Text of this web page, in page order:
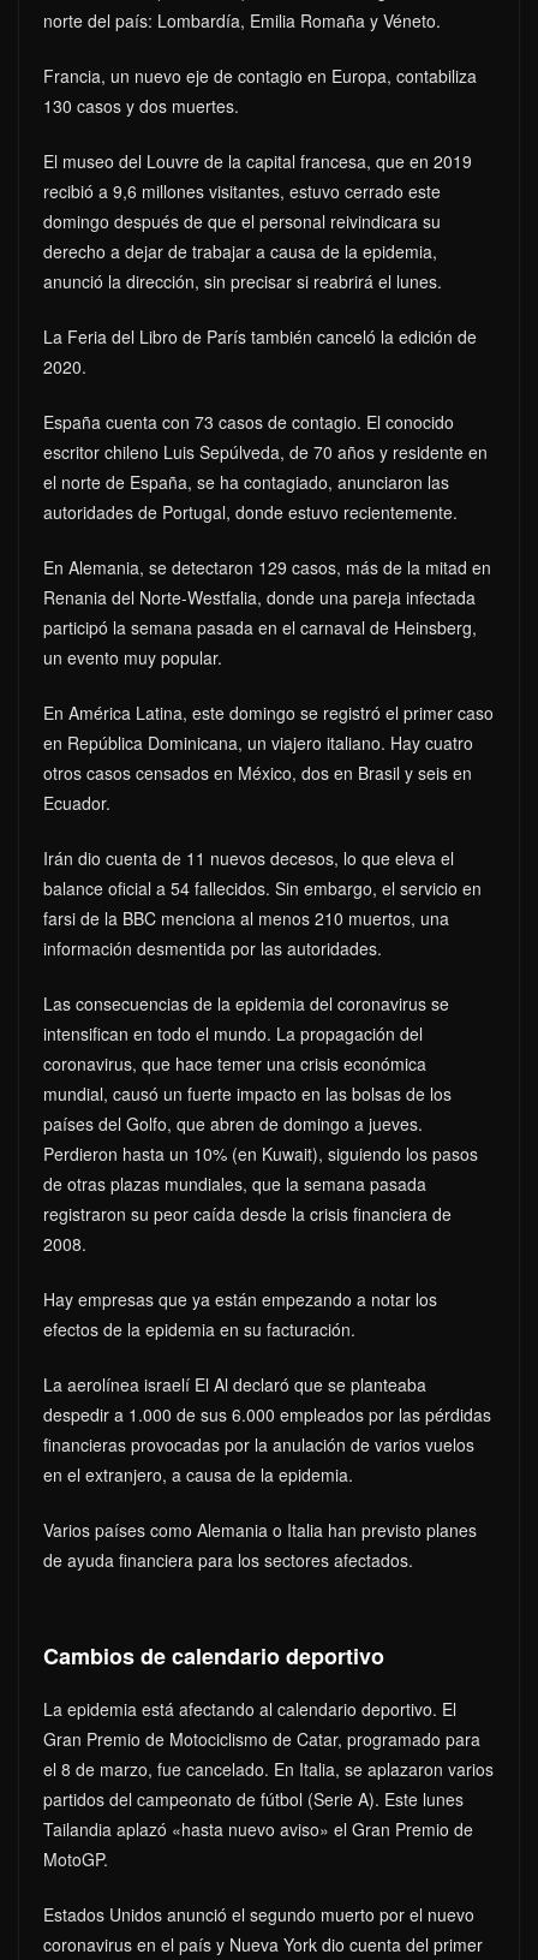
norte del país: Lombardía, Emilia Romaña y Véneto.
Francia, un nuevo eje de contagio en Europa, contabiliza
130 casos y dos muertes.
El museo del Louvre de la capital francesa, que en 2019
recibió a 9,6 millones visitantes, estuvo cerrado este
domingo después de que el personal reivindicara su
derecho a dejar de trabajar a causa de la epidemia,
anunció la dirección, sin precisar si reabrirá el lunes.
La Feria del Libro de París también canceló la edición de
2020.
España cuenta con 73 casos de contagio. El conocido
escritor chileno Luis Sepúlveda, de 70 años y residente en
el norte de España, se ha contagiado, anunciaron las
autoridades de Portugal, donde estuvo recientemente.
En Alemania, se detectaron 129 casos, más de la mitad en
Renania del Norte-Westfalia, donde una pareja infectada
participó la semana pasada en el carnaval de Heinsberg,
un evento muy popular.
En América Latina, este domingo se registró el primer caso
en República Dominicana, un viajero italiano. Hay cuatro
otros casos censados en México, dos en Brasil y seis en
Ecuador.
Irán dio cuenta de 11 nuevos decesos, lo que eleva el
balance oficial a 54 fallecidos. Sin embargo, el servicio en
farsi de la BBC menciona al menos 210 muertos, una
información desmentida por las autoridades.
Las consecuencias de la epidemia del coronavirus se
intensifican en todo el mundo. La propagación del
coronavirus, que hace temer una crisis económica
mundial, causó un fuerte impacto en las bolsas de los
países del Golfo, que abren de domingo a jueves.
Perdieron hasta un 10% (en Kuwait), siguiendo los pasos
de otras plazas mundiales, que la semana pasada
registraron su peor caída desde la crisis financiera de
2008.
Hay empresas que ya están empezando a notar los
efectos de la epidemia en su facturación.
La aerolínea israelí El Al declaró que se planteaba
despedir a 1.000 de sus 6.000 empleados por las pérdidas
financieras provocadas por la anulación de varios vuelos
en el extranjero, a causa de la epidemia.
Varios países como Alemania o Italia han previsto planes
de ayuda financiera para los sectores afectados.
Cambios de calendario deportivo
La epidemia está afectando al calendario deportivo. El
Gran Premio de Motociclismo de Catar, programado para
el 8 de marzo, fue cancelado. En Italia, se aplazaron varios
partidos del campeonato de fútbol (Serie A). Este lunes
Tailandia aplazó «hasta nuevo aviso» el Gran Premio de
MotoGP.
Estados Unidos anunció el segundo muerto por el nuevo
coronavirus en el país y Nueva York dio cuenta del primer